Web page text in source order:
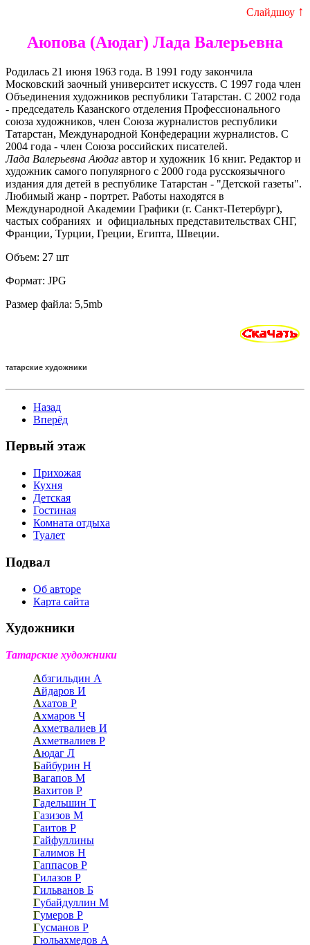
Слайдшоу ↑
Аюпова (Аюдаг) Лада Валерьевна
Родилась 21 июня 1963 года. В 1991 году закончила
Московский заочный университет искусств. С 1997 года член
Объединения художников республики Татарстан. С 2002 года
- председатель Казанского отделения Профессионального
союза художников, член Союза журналистов республики
Татарстан, Международной Конфедерации журналистов. С
2004 года - член Союза российских писателей.
Лада Валерьевна Аюдаг автор и художник 16 книг. Редактор и
художник самого популярного с 2000 года русскоязычного
издания для детей в республике Татарстан - "Детской газеты".
Любимый жанр - портрет. Работы находятся в
Международной Академии Графики (г. Санкт-Петербург),
частых собраниях и официальных представительствах СНГ,
Франции, Турции, Греции, Египта, Швеции.
Объем: 27 шт
Формат: JPG
Размер файла: 5,5mb
татарские художники
Назад
Вперёд
Первый этаж
Прихожая
Кухня
Детская
Гостиная
Комната отдыха
Туалет
Подвал
Об авторе
Карта сайта
Художники
Татарские художники
Абзгильдин А
Айдаров И
Ахатов Р
Ахмаров Ч
Ахметвалиев И
Ахметвалиев Р
Аюдаг Л
Байбурин Н
Вагапов М
Вахитов Р
Гадельшин Т
Газизов М
Гаитов Р
Гайфуллины
Галимов Н
Гаппасов Р
Гилазов Р
Гильванов Б
Губайдуллин М
Гумеров Р
Гусманов Р
Гюльахмедов А